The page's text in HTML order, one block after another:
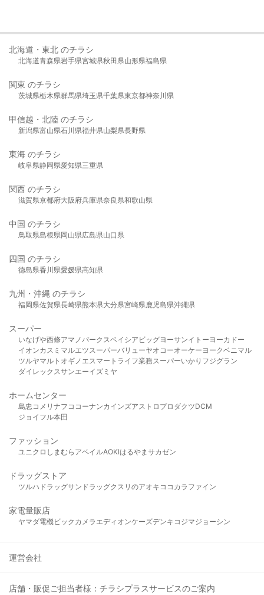
北海道・東北 のチラシ
北海道青森県岩手県宮城県秋田県山形県福島県
関東 のチラシ
茨城県栃木県群馬県埼玉県千葉県東京都神奈川県
甲信越・北陸 のチラシ
新潟県富山県石川県福井県山梨県長野県
東海 のチラシ
岐阜県静岡県愛知県三重県
関西 のチラシ
滋賀県京都府大阪府兵庫県奈良県和歌山県
中国 のチラシ
鳥取県島根県岡山県広島県山口県
四国 のチラシ
徳島県香川県愛媛県高知県
九州・沖縄 のチラシ
福岡県佐賀県長崎県熊本県大分県宮崎県鹿児島県沖縄県
スーパー
いなげや西條アマノパークスベイシア ビッグヨーサンイトーヨーカドー
イオンカスミ マルエツスーパーバリューヤオコーオーケー ヨークベニマル
ツルヤマルト オギノ エスマート ライフ業務スーパーいかり フジグラン
ダイレックスサンエーイズミヤ
ホームセンター
島忠 コメリ ナフコ コーナンカインズアストロプロダクツDCM
ジョイフル本田
ファッション
ユニクロ しまむら アベイルAOKIはるやま サカゼン
ドラッグストア
ツルハドラッグサンドラッグクスリのアオキ ココカラファイン
家電量販店
ヤマダ電機ビックカメラ エディオンケーズデンキ コジマジョーシン
運営会社
店舗・販促ご担当者様：チラシプラスサービスのご案内